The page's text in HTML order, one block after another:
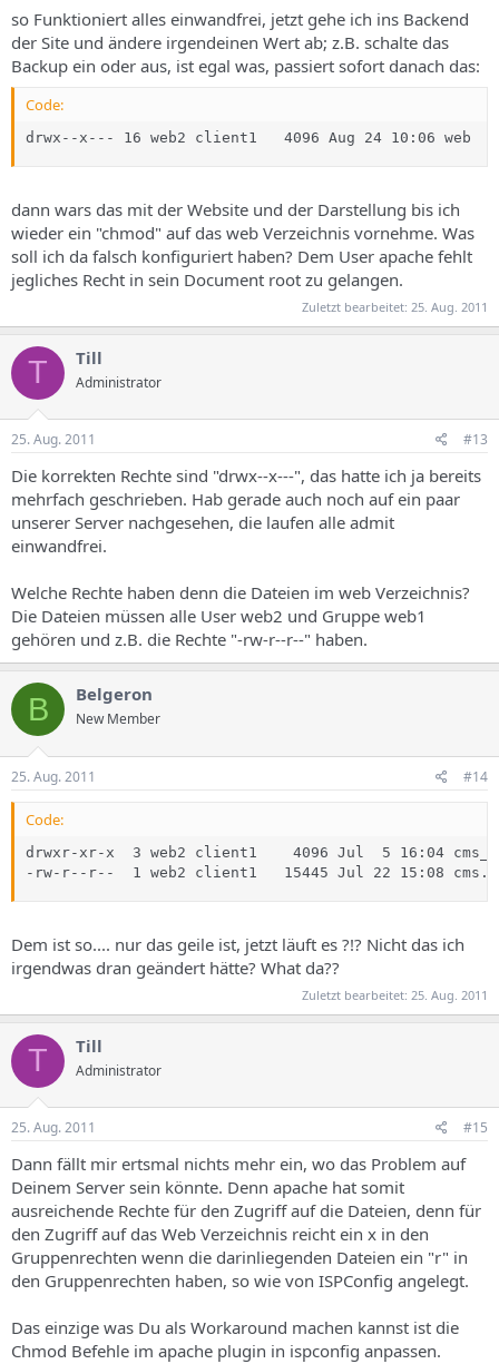
so Funktioniert alles einwandfrei, jetzt gehe ich ins Backend
der Site und ändere irgendeinen Wert ab; z.B. schalte das
Backup ein oder aus, ist egal was, passiert sofort danach das:
Code:
drwx--x--- 16 web2 client1   4096 Aug 24 10:06 web
dann wars das mit der Website und der Darstellung bis ich
wieder ein "chmod" auf das web Verzeichnis vornehme. Was
soll ich da falsch konfiguriert haben? Dem User apache fehlt
jegliches Recht in sein Document root zu gelangen.
Zuletzt bearbeitet: 25. Aug. 2011
T Till
Administrator
25. Aug. 2011 #13
Die korrekten Rechte sind "drwx--x---", das hatte ich ja bereits
mehrfach geschrieben. Hab gerade auch noch auf ein paar
unserer Server nachgesehen, die laufen alle admit
einwandfrei.
Welche Rechte haben denn die Dateien im web Verzeichnis?
Die Dateien müssen alle User web2 und Gruppe web1
gehören und z.B. die Rechte "-rw-r--r--" haben.
B Belgeron
New Member
25. Aug. 2011 #14
Code:
drwxr-xr-x  3 web2 client1    4096 Jul  5 16:04
-rw-r--r--  1 web2 client1   15445 Jul 22 15:08
Dem ist so.... nur das geile ist, jetzt läuft es ?!? Nicht das ich
irgendwas dran geändert hätte? What da??
Zuletzt bearbeitet: 25. Aug. 2011
T Till
Administrator
25. Aug. 2011 #15
Dann fällt mir ertsmal nichts mehr ein, wo das Problem auf
Deinem Server sein könnte. Denn apache hat somit
ausreichende Rechte für den Zugriff auf die Dateien, denn für
den Zugriff auf das Web Verzeichnis reicht ein x in den
Gruppenrechten wenn die darinliegenden Dateien ein "r" in
den Gruppenrechten haben, so wie von ISPConfig angelegt.
Das einzige was Du als Workaround machen kannst ist die
Chmod Befehle im apache plugin in ispconfig anpassen.